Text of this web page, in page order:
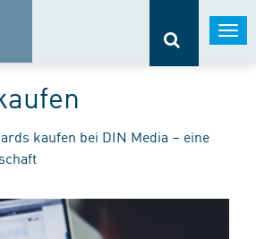
kaufen bei DIN Media – eine